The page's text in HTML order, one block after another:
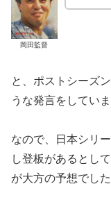
岡田監督
と、ポストシーズ
うな発言をしていま
なので、日本シリ
し登板があるとし
が大方の予想でした